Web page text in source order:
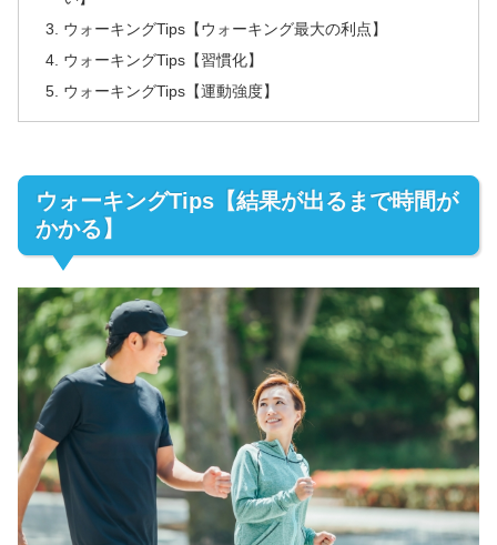
ウォーキングTips【ウォーキング最大の利点】
ウォーキングTips【習慣化】
ウォーキングTips【運動強度】
ウォーキングTips【結果が出るまで時間が
かかる】